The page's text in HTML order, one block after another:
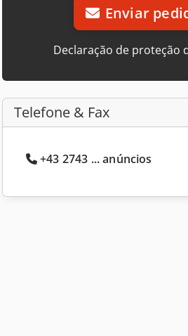
Enviar
Declaração de proteção
Telefone & Fax
+43 2743 ... anúncios